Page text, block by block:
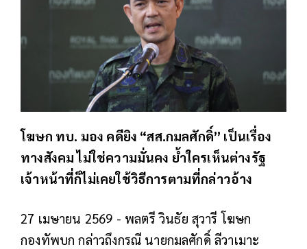
โฆษก ทบ. มอง คดียิง “สส.กมลศักดิ์” เป็นเรื่อง
ทางสังคม ไม่ใช่ความมั่นคง ย้ำใครเห็นต่างรัฐ
เจ้าหน้าที่ก็ไม่เคยใช้วิธีการตามที่กล่าวอ้าง
27 เมษายน 2569 - พลตรี วินธัย สุวารี โฆษก
กองทัพบก กล่าวถึงกรณี นายกมลศักดิ์ ลีวาเมาะ